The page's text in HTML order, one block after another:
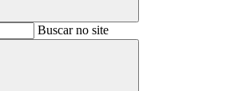
BuscarBuscar no site